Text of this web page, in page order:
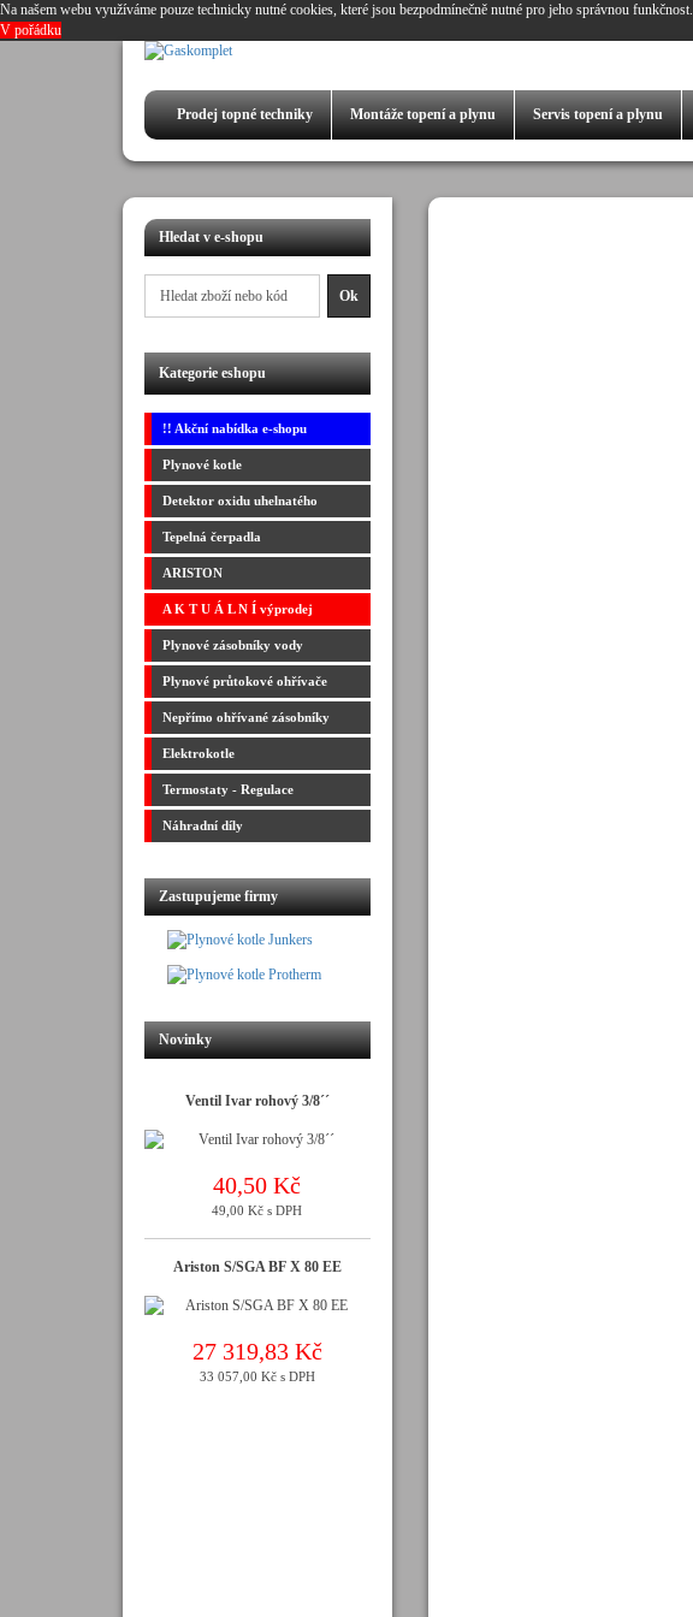
Na našem webu využíváme pouze technicky nutné cookies, které jsou bezpodmínečně nutné pro jeho správnou funkčnost.
V pořádku
Prodej topné techniky Montáže topení a plynu Servis topení a plynu
Hledat v e-shopu
Kategorie eshopu
!! Akční nabídka e-shopu
Plynové kotle
Detektor oxidu uhelnatého
Tepelná čerpadla
ARISTON
A K T U Á L N Í výprodej
Plynové zásobníky vody
Plynové průtokové ohřívače
Nepřímo ohřívané zásobníky
Elektrokotle
Termostaty - Regulace
Náhradní díly
Zastupujeme firmy
Novinky
Ventil Ivar rohový 3/8´´
40,50 Kč
49,00 Kč s DPH
Ariston S/SGA BF X 80 EE
27 319,83 Kč
33 057,00 Kč s DPH